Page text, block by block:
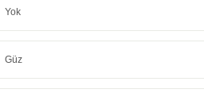
Yok
Güz